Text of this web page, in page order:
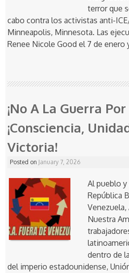
terror que
cabo contra los activistas anti-
Minneapolis, Minnesota. Las
Renee Nicole Good el 7 de enero
¡No A La Guerra
¡Consciencia,
Victoria!
Posted on January 7, 2026
Al pueblo
República
Nuestra
dentro de
del imperio estadounidense,